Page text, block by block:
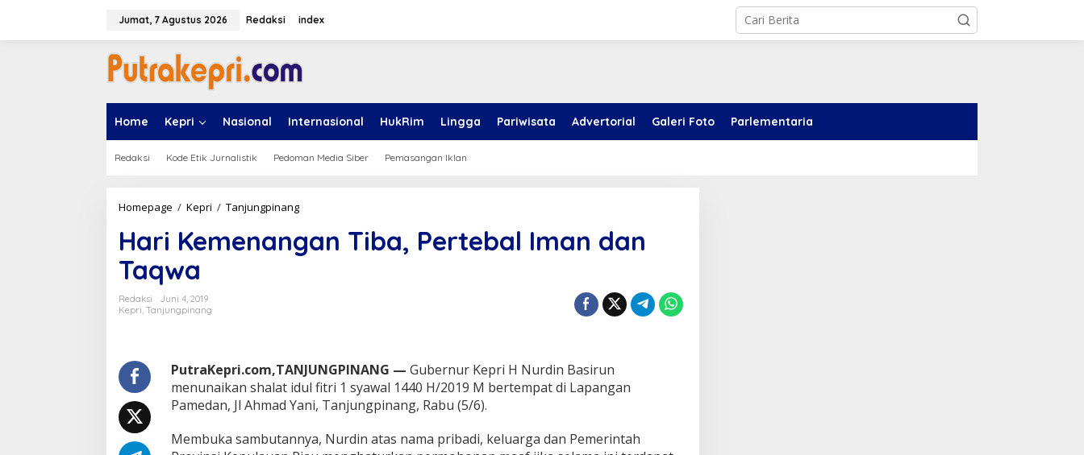
Jumat, 7 Agustus 2026 Redaksi index
Home Kepri Nasional Internasional HukRim Lingga Pariwisata Advertorial Galeri Foto Parlementaria
Redaksi Kode Etik Jurnalistik Pedoman Media Siber Pemasangan Iklan
Homepage / Kepri / Tanjungpinang
r
i
g
a
n
T
b
Hari Kemenangan Tiba, Pertebal Iman dan
Taqwa
Redaksi
Juni 4, 2019
Kepri, Tanjungpinang
PutraKepri.com,TANJUNGPINANG — Gubernur Kepri H Nurdin Basirun
menunaikan shalat idul fitri 1 syawal 1440 H/2019 M bertempat di Lapangan
Pamedan, Jl Ahmad Yani, Tanjungpinang, Rabu (5/6).
Membuka sambutannya, Nurdin atas nama pribadi, keluarga dan Pemerintah